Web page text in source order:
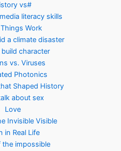
vs#
literacy skills
Work
a climate disaster
character
vs. Viruses
Photonics
Shaped History
about sex
Love
Invisible Visible
in Real Life
the impossible